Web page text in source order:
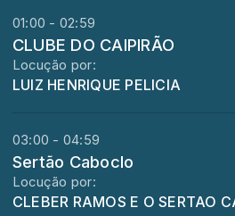
01:00 - 02:59
CLUBE DO CAIPIRÃO
Locução por:
LUIZ HENRIQUE PELICIA
03:00 - 04:59
Sertão Caboclo
Locução por: